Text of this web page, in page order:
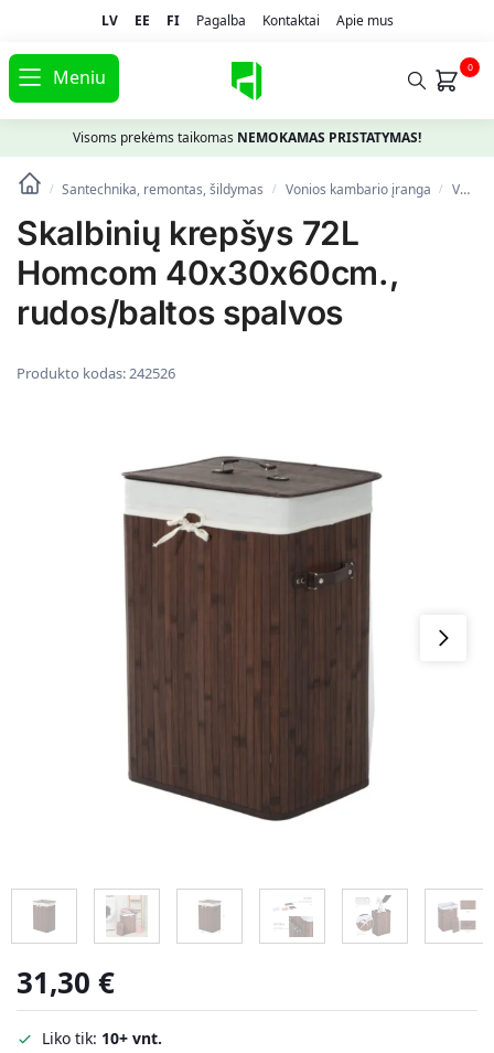
LV EE FI Pagalba Kontaktai Apie mus
Meniu 0
Visoms prekėms taikomas NEMOKAMAS PRISTATYMAS!
/ Santechnika, remontas, šildymas / Vonios kambario įranga / Vonios kambario aksesuarai
Skalbinių krepšys 72L
Homcom 40x30x60cm.,
rudos/baltos spalvos
Produkto kodas:242526
31,30 €
Liko tik: 10+ vnt.